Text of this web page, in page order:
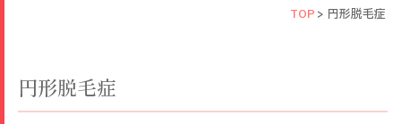
TOP > 円形脱毛症
円形脱毛症